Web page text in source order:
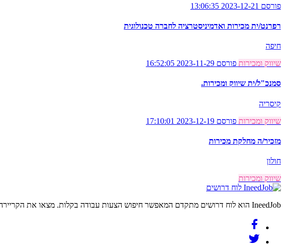
פורסם 2023-12-21 13:06:35
רפרנט/ית מכירות ואדמיניסטרציה לחברה טכנולוגית
חיפה
שיווק ומכירות פורסם 2023-11-29 16:52:05
סמנכ"ל/ית שיווק ומכירות.
קיסריה
שיווק ומכירות פורסם 2023-12-19 17:10:01
מזכיר/ה מחלקת מכירות
חולון
שיווק ומכירות
לוח דרושים
IneedJob הוא לוח דרושים מתקדם המאפשר חיפוש הצעות עבודה בקלות. מצאו את הקריירה החדשה שלכם היום.